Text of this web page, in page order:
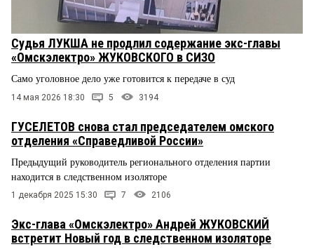
Судья ЛУКША не продлил содержание экс-главы
«Омскэлектро» ЖУКОВСКОГО в СИЗО
Само уголовное дело уже готовится к передаче в суд
14 мая 2026 18:30 5 3194
ГУСЕЛЕТОВ снова стал председателем омского
отделения «Справедливой России»
Предыдущий руководитель регионального отделения партии
находится в следственном изоляторе
1 декабря 2025 15:30 7 2106
Экс-глава «Омскэлектро» Андрей ЖУКОВСКИЙ
встретит Новый год в следственном изоляторе